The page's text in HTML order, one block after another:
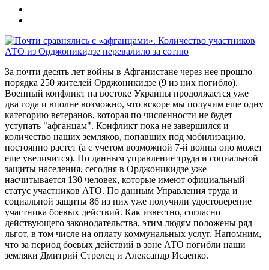
За почти десять лет войны в Афганистане через нее прошло
порядка 250 жителей Орджоникидзе (9 из них погибло).
Военный конфликт на востоке Украины продолжается уже
два года и вполне возможно, что вскоре мы получим еще одну
категорию ветеранов, которая по численности не будет
уступать "афганцам". Конфликт пока не завершился и
количество наших земляков, попавших под мобилизацию,
постоянно растет (а с учетом возможной 7-й волны оно может
еще увеличится). По данным управление труда и социальной
защиты населения, сегодня в Орджоникидзе уже
насчитывается 130 человек, которые имеют официальный
статус участников АТО. По данным Управления труда и
социальной защиты 86 из них уже получили удостоверение
участника боевых действий. Как известно, согласно
действующего законодательства, этим людям положены ряд
льгот, в том числе на оплату коммунальных услуг. Напомним,
что за период боевых действий в зоне АТО погибли наши
земляки Дмитрий Стрелец и Александр Исаенко.